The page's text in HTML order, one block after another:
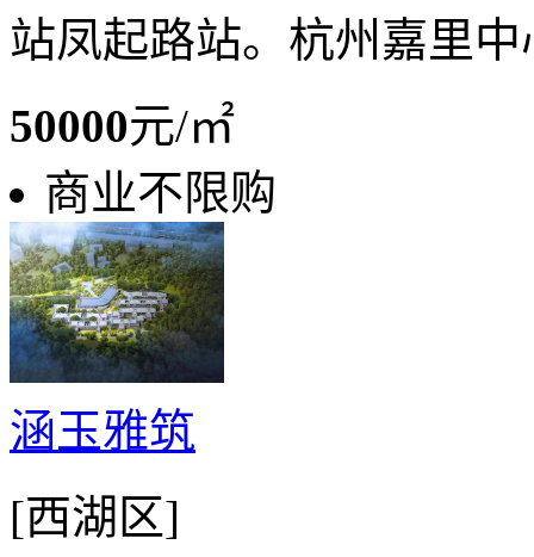
站凤起路站。杭州嘉里中
50000元/㎡
商业不限购
涵玉雅筑
[西湖区]